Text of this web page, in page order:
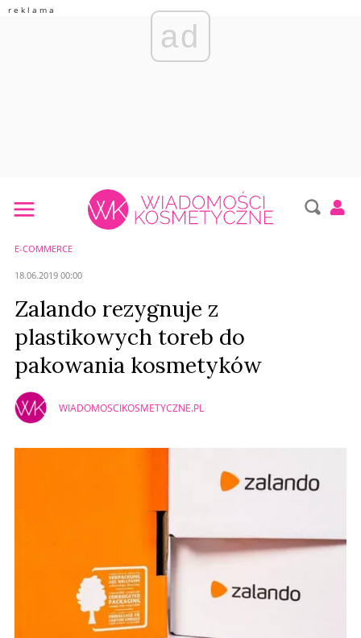
ad
E-COMMERCE
18.06.2019 00:00
Zalando rezygnuje z
plastikowych toreb do
pakowania kosmetyków
WIADOMOSCIKOSMETYCZNE.PL